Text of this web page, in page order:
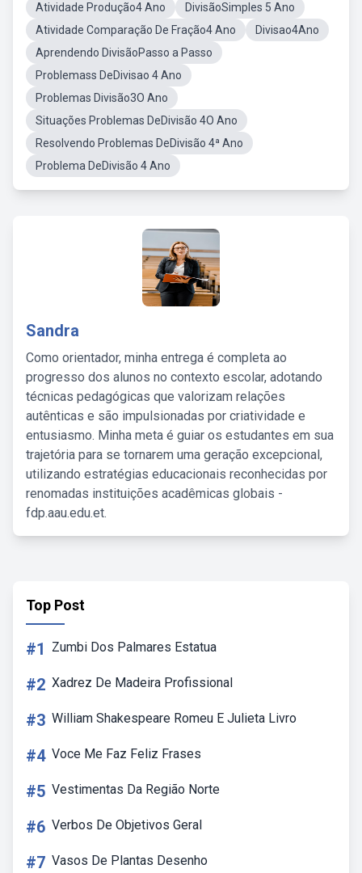
Atividade Produção4 Ano
DivisãoSimples 5 Ano
Atividade Comparação De Fração4 Ano
Divisao4Ano
Aprendendo DivisãoPasso a Passo
Problemass DeDivisao 4 Ano
Problemas Divisão3O Ano
Situações Problemas DeDivisão 4O Ano
Resolvendo Problemas DeDivisão 4ª Ano
Problema DeDivisão 4 Ano
Sandra
Como orientador, minha entrega é completa ao
progresso dos alunos no contexto escolar, adotando
técnicas pedagógicas que valorizam relações
autênticas e são impulsionadas por criatividade e
entusiasmo. Minha meta é guiar os estudantes em sua
trajetória para se tornarem uma geração excepcional,
utilizando estratégias educacionais reconhecidas por
renomadas instituições acadêmicas globais -
fdp.aau.edu.et.
Top Post
#1 Zumbi Dos Palmares Estatua
#2 Xadrez De Madeira Profissional
#3 William Shakespeare Romeu E Julieta Livro
#4 Voce Me Faz Feliz Frases
#5 Vestimentas Da Região Norte
#6 Verbos De Objetivos Geral
#7 Vasos De Plantas Desenho